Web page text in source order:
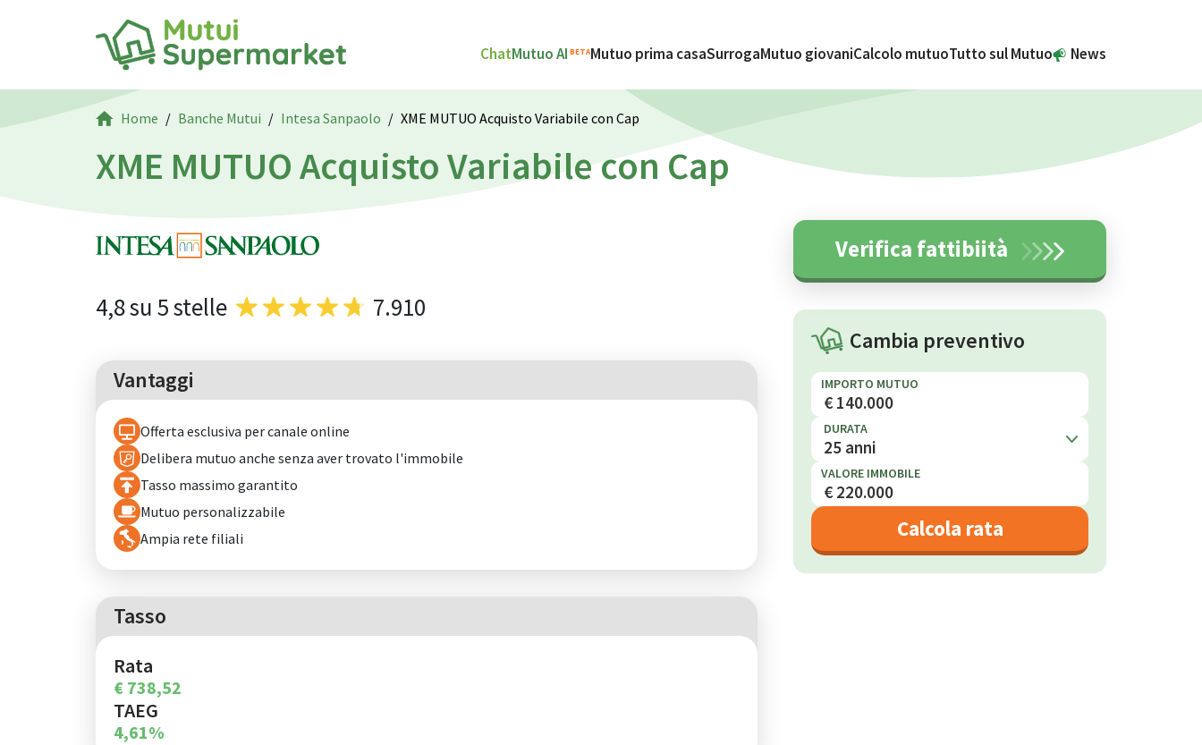
ChatMutuo AI BETAMutuo prima casaSurrogaMutuo giovaniCalcolo mutuoTutto sul Mutuo News
Home Banche Mutui Intesa Sanpaolo XME MUTUO Acquisto Variabile con Cap
XME MUTUO Acquisto Variabile con Cap
4,8su 5 stelle 7.910
Vantaggi
Offerta esclusiva per canale online
Delibera mutuo anche senza aver trovato l'immobile
Tasso massimo garantito
Mutuo personalizzabile
Ampia rete filiali
Tasso
Rata
€ 738,52
TAEG
4,61%
Verifica fattibiità
Cambia preventivo
IMPORTO MUTUO
DURATA
25 anni
VALORE IMMOBILE
Calcola rata